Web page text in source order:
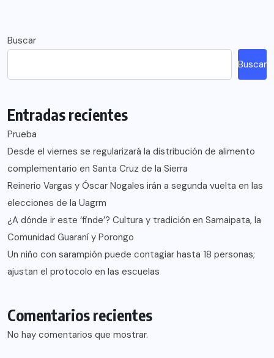
Buscar
Buscar
Entradas recientes
Prueba
Desde el viernes se regularizará la distribución de alimento
complementario en Santa Cruz de la Sierra
Reinerio Vargas y Óscar Nogales irán a segunda vuelta en las
elecciones de la Uagrm
¿A dónde ir este ‘finde’? Cultura y tradición en Samaipata, la
Comunidad Guaraní y Porongo
Un niño con sarampión puede contagiar hasta 18 personas;
ajustan el protocolo en las escuelas
Comentarios recientes
No hay comentarios que mostrar.